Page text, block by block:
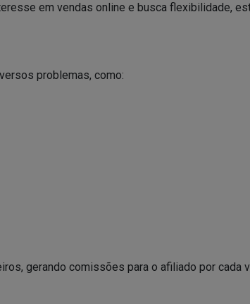
em vendas online e busca flexibilidade,
problemas, como:
gerando comissões para o afiliado por cada